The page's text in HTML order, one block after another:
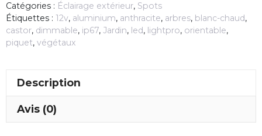
Orientable
Dimmable
Catégories : Éclairage extérieur, Spots
Étiquettes : 12v, aluminium, anthracite, arbres, blanc-chaud,
castor, dimmable, ip67, Jardin, led, lightpro, orientable,
piquet, végétaux
Description
Avis (0)